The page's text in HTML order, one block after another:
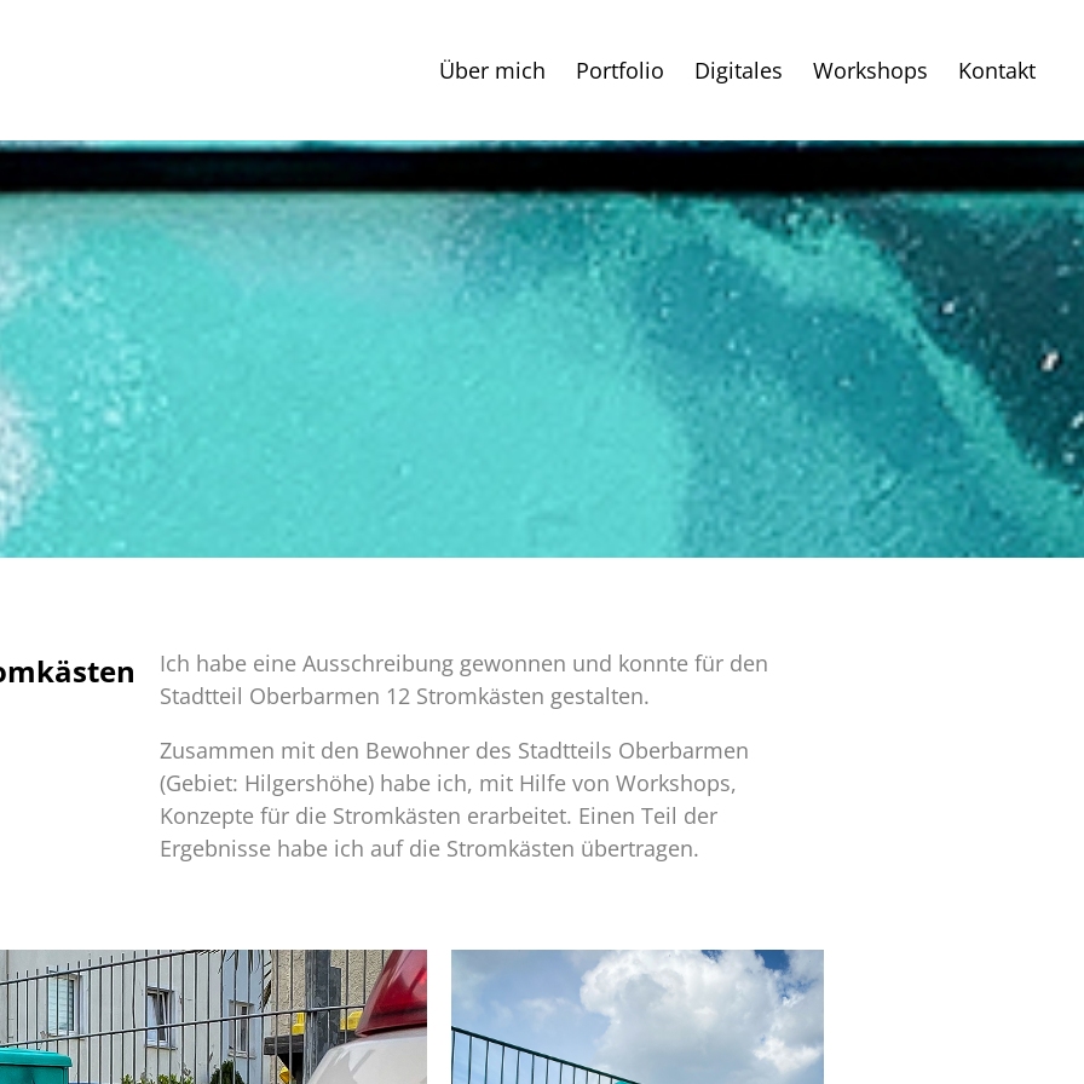
Über mich Portfolio Digitales Workshops Kontakt
Ich habe eine Ausschreibung gewonnen und konnte für den
Stadtteil Oberbarmen 12 Stromkästen gestalten.
Zusammen mit den Bewohner des Stadtteils Oberbarmen
(Gebiet: Hilgershöhe) habe ich, mit Hilfe von Workshops,
Konzepte für die Stromkästen erarbeitet. Einen Teil der
Ergebnisse habe ich auf die Stromkästen übertragen.